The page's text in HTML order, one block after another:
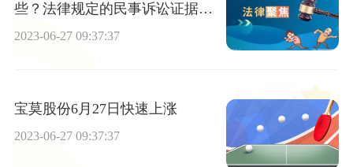
些？法律规定的民事诉讼证据的
2023-06-27 09:37:37
宝莫股份6月27日快速上涨
2023-06-27 09:37:37